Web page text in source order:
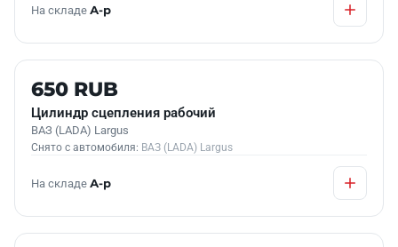
На складе А-р
Б/У В НАЛИЧИИ
650 RUB
Цилиндр сцепления рабочий
ВАЗ (LADA) Largus
Снято с автомобиля: ВАЗ (LADA) Largus
На складе А-р